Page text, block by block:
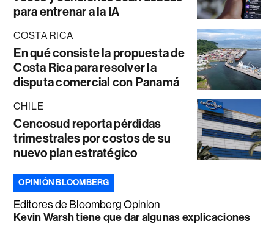
para entrenar a la IA
COSTA RICA
En qué consiste la propuesta de
Costa Rica para resolver la
disputa comercial con Panamá
CHILE
Cencosud reporta pérdidas
trimestrales por costos de su
nuevo plan estratégico
OPINIÓN BLOOMBERG
Editores de Bloomberg Opinion
Kevin Warsh tiene que dar algunas explicaciones